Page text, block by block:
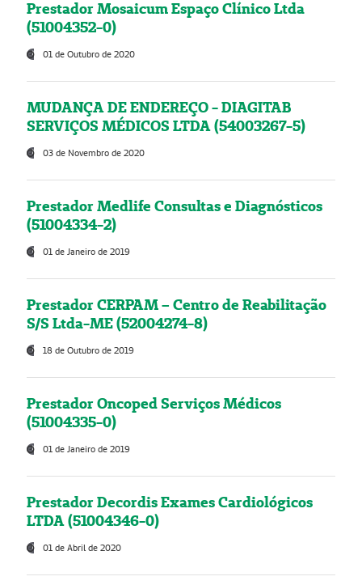
Prestador Mosaicum Espaço Clínico Ltda
(51004352-0)
01 de Outubro de 2020
MUDANÇA DE ENDEREÇO - DIAGITAB
SERVIÇOS MÉDICOS LTDA (54003267-5)
03 de Novembro de 2020
Prestador Medlife Consultas e Diagnósticos
(51004334-2)
01 de Janeiro de 2019
Prestador CERPAM – Centro de Reabilitação
S/S Ltda-ME (52004274-8)
18 de Outubro de 2019
Prestador Oncoped Serviços Médicos
(51004335-0)
01 de Janeiro de 2019
Prestador Decordis Exames Cardiológicos
LTDA (51004346-0)
01 de Abril de 2020